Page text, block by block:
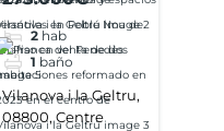
reformado en
2023 en el
centro de
Vilanova i la
2 hab
1 baño
Vilanova i la Geltru,
08800, Centre